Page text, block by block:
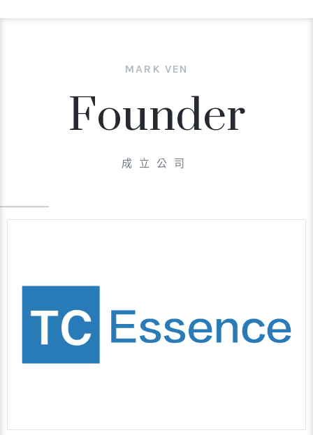
MARK VEN
Founder
成立公司
專注於數位人才培育
創造屬於創業者的盛會